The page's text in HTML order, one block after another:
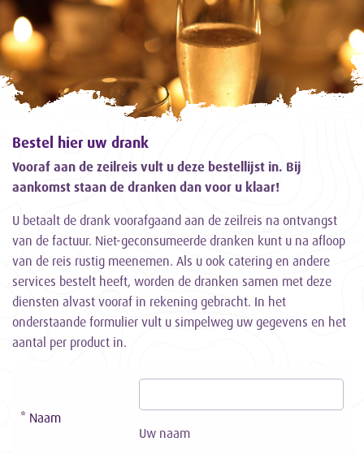
Bestel hier uw drank
Vooraf aan de zeilreis vult u deze bestellijst in. Bij
aankomst staan de dranken dan voor u klaar!
U betaalt de drank voorafgaand aan de zeilreis na ontvangst
van de factuur. Niet-geconsumeerde dranken kunt u na afloop
van de reis rustig meenemen. Als u ook catering en andere
services bestelt heeft, worden de dranken samen met deze
diensten alvast vooraf in rekening gebracht. In het
onderstaande formulier vult u simpelweg uw gegevens en het
aantal per product in.
* Naam
Uw naam